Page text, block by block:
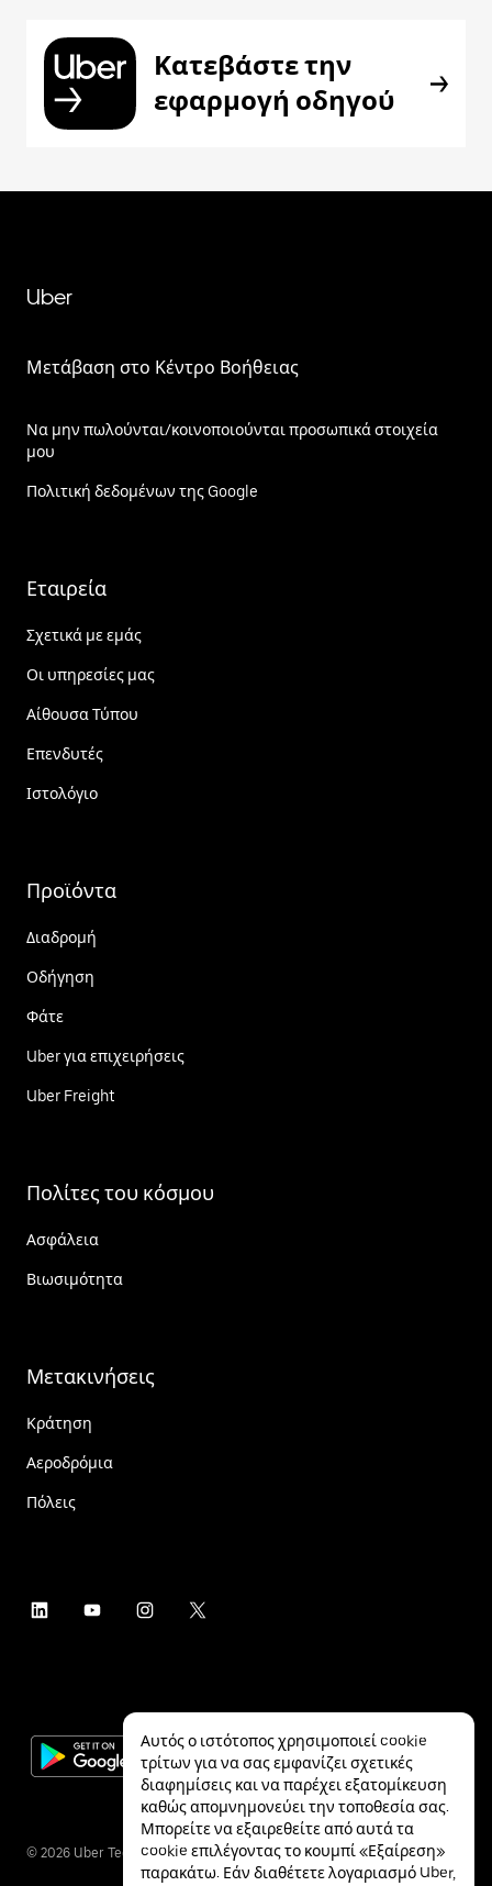
Κατεβάστε την
εφαρμογή οδηγού
Uber
Μετάβαση στο Κέντρο Βοήθειας
Να μην πωλούνται/κοινοποιούνται προσωπικά στοιχεία
μου
Πολιτική δεδομένων της Google
Εταιρεία
Σχετικά με εμάς
Οι υπηρεσίες μας
Αίθουσα Τύπου
Επενδυτές
Ιστολόγιο
Προϊόντα
Διαδρομή
Οδήγηση
Φάτε
Uber για επιχειρήσεις
Uber Freight
Πολίτες του κόσμου
Ασφάλεια
Βιωσιμότητα
Μετακινήσεις
Κράτηση
Αεροδρόμια
Πόλεις
© 2026 Uber Technologies Inc.
Αυτός ο ιστότοπος χρησιμοποιεί cookie
τρίτων για να σας εμφανίζει σχετικές
διαφημίσεις και να παρέχει εξατομίκευση
καθώς απομνημονεύει την τοποθεσία σας.
Μπορείτε να εξαιρεθείτε από αυτά τα
cookie επιλέγοντας το κουμπί «Εξαίρεση»
παρακάτω. Εάν διαθέτετε λογαριασμό Uber,